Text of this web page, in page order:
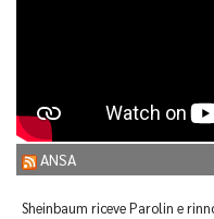
ANSA
Sheinbaum riceve Parolin e